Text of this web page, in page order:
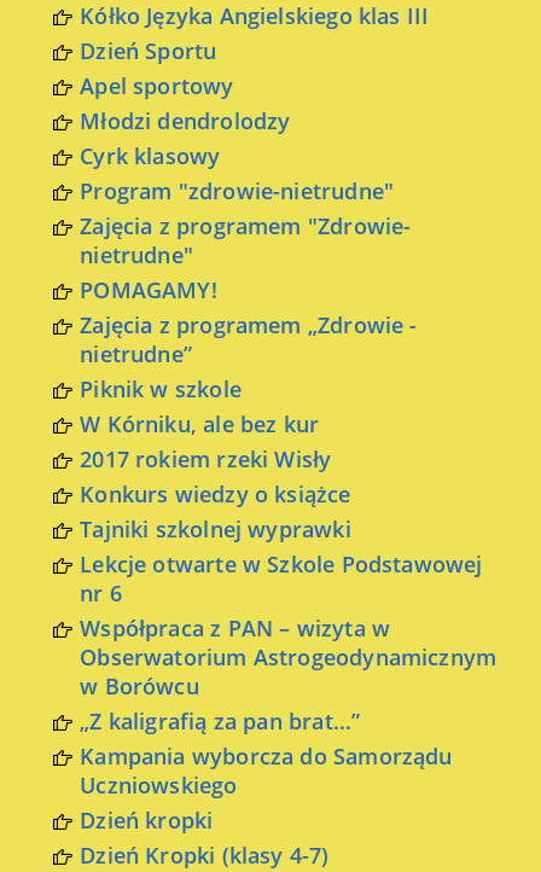
Kółko Języka Angielskiego klas III
Dzień Sportu
Apel sportowy
Młodzi dendrolodzy
Cyrk klasowy
Program "zdrowie-nietrudne"
Zajęcia z programem "Zdrowie-
nietrudne"
POMAGAMY!
Zajęcia z programem „Zdrowie -
nietrudne”
Piknik w szkole
W Kórniku, ale bez kur
2017 rokiem rzeki Wisły
Konkurs wiedzy o książce
Tajniki szkolnej wyprawki
Lekcje otwarte w Szkole Podstawowej
nr 6
Współpraca z PAN – wizyta w
Obserwatorium Astrogeodynamicznym
w Borówcu
„Z kaligrafią za pan brat...”
Kampania wyborcza do Samorządu
Uczniowskiego
Dzień kropki
Dzień Kropki (klasy 4-7)